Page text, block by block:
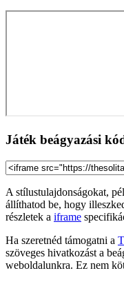
Játék beágyazási
A stílustulajdonságokat,
állíthatod be, hogy
részletek a iframe
Ha szeretnéd támogatni a
szöveges hivatkozást a
weboldalunkra. Ez nem